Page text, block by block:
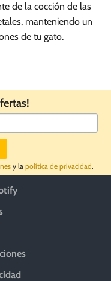
de la cocción de las
manteniendo un
de tu gato.
y la política de privacidad.